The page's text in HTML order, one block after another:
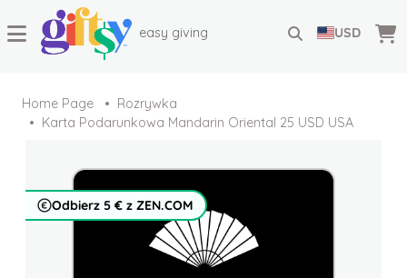
easy giving USD
Home Page
Rozrywka
Karta Podarunkowa Mandarin Oriental 25 USD USA
Odbierz 5 € z ZEN.COM